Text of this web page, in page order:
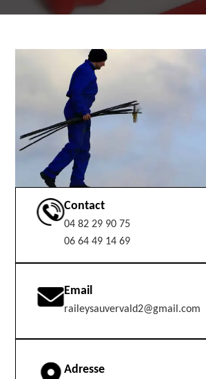
Contact
04 82 29 90 75
06 64 49 14 69
Email
raileysauvervald2@gmail.com
Adresse